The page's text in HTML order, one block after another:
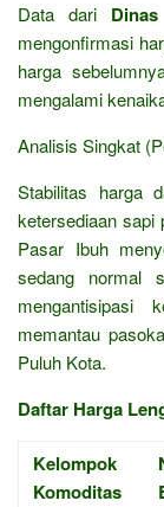
Data dari
mengonfirmasi
harga
mengalami
Analisis Singkat
Stabilitas harga
ketersediaan sapi
Pasar Ibuh
sedang normal
mengantisipasi
memantau
Puluh Kota.
Daftar Harga
Kelompok
Komoditas